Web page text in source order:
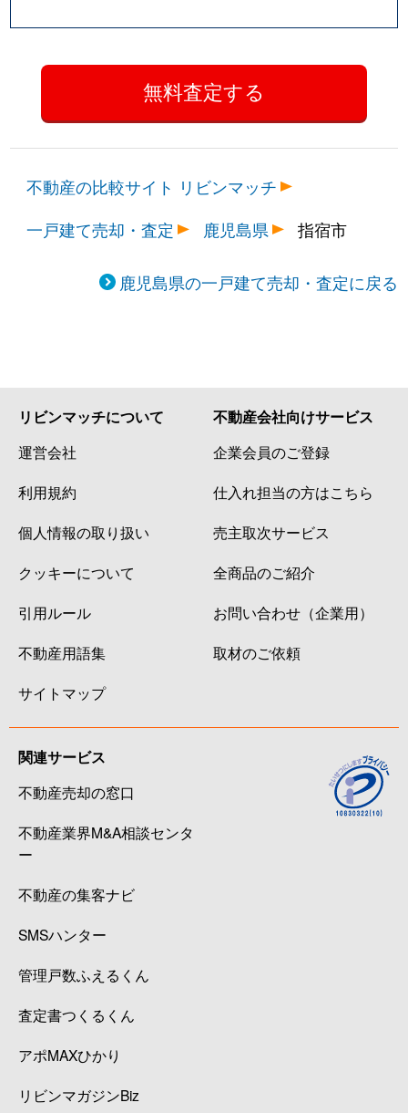
不動産の比較サイト リビンマッチ
一戸建て売却・査定
鹿児島県 指宿市
鹿児島県の一戸建て売却・査定に戻る
リビンマッチについて
運営会社
利用規約
個人情報の取り扱い
クッキーについて
引用ルール
不動産用語集
サイトマップ
不動産会社向けサービス
企業会員のご登録
仕入れ担当の方はこちら
売主取次サービス
全商品のご紹介
お問い合わせ（企業用）
取材のご依頼
関連サービス
不動産売却の窓口
不動産業界M&A相談センタ
ー
不動産の集客ナビ
SMSハンター
管理戸数ふえるくん
査定書つくるくん
アポMAXひかり
リビンマガジンBiz